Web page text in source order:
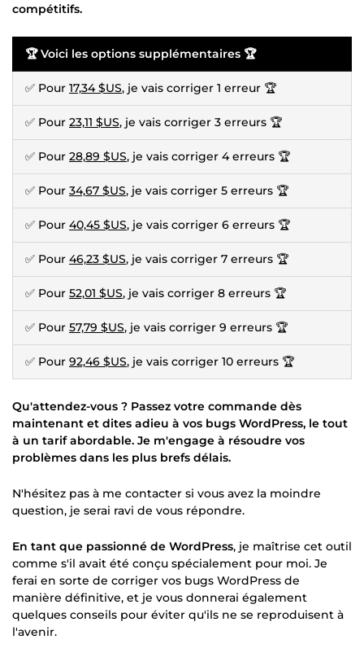
compétitifs.
🏆 Voici les options supplémentaires 🏆
✅ Pour 17,34 $US, je vais corriger 1 erreur 🏆
✅ Pour 23,11 $US, je vais corriger 3 erreurs 🏆
✅ Pour 28,89 $US, je vais corriger 4 erreurs 🏆
✅ Pour 34,67 $US, je vais corriger 5 erreurs 🏆
✅ Pour 40,45 $US, je vais corriger 6 erreurs 🏆
✅ Pour 46,23 $US, je vais corriger 7 erreurs 🏆
✅ Pour 52,01 $US, je vais corriger 8 erreurs 🏆
✅ Pour 57,79 $US, je vais corriger 9 erreurs 🏆
✅ Pour 92,46 $US, je vais corriger 10 erreurs 🏆
Qu'attendez-vous ? Passez votre commande dès
maintenant et dites adieu à vos bugs WordPress, le tout
à un tarif abordable. Je m'engage à résoudre vos
problèmes dans les plus brefs délais.
N'hésitez pas à me contacter si vous avez la moindre
question, je serai ravi de vous répondre.
En tant que passionné de WordPress, je maîtrise cet outil
comme s'il avait été conçu spécialement pour moi. Je
ferai en sorte de corriger vos bugs WordPress de
manière définitive, et je vous donnerai également
quelques conseils pour éviter qu'ils ne se reproduisent à
l'avenir.